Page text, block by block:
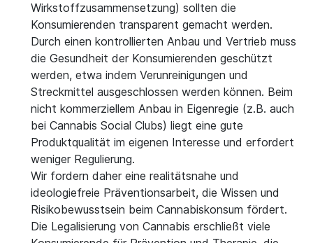
Wirkstoffzusammensetzung) sollten die
Konsumierenden transparent gemacht werden.
Durch einen kontrollierten Anbau und Vertrieb muss
die Gesundheit der Konsumierenden geschützt
werden, etwa indem Verunreinigungen und
Streckmittel ausgeschlossen werden können. Beim
nicht kommerziellem Anbau in Eigenregie (z.B. auch
bei Cannabis Social Clubs) liegt eine gute
Produktqualität im eigenen Interesse und erfordert
weniger Regulierung.
Wir fordern daher eine realitätsnahe und
ideologiefreie Präventionsarbeit, die Wissen und
Risikobewusstsein beim Cannabiskonsum fördert.
Die Legalisierung von Cannabis erschließt viele